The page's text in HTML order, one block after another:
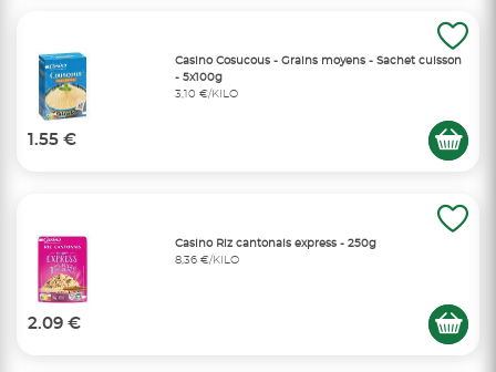
Casino Cosucous - Grains moyens - Sachet cuisson
- 5x100g
3,10 €/KILO
1.55 €
Casino Riz cantonais express - 250g
8,36 €/KILO
2.09 €